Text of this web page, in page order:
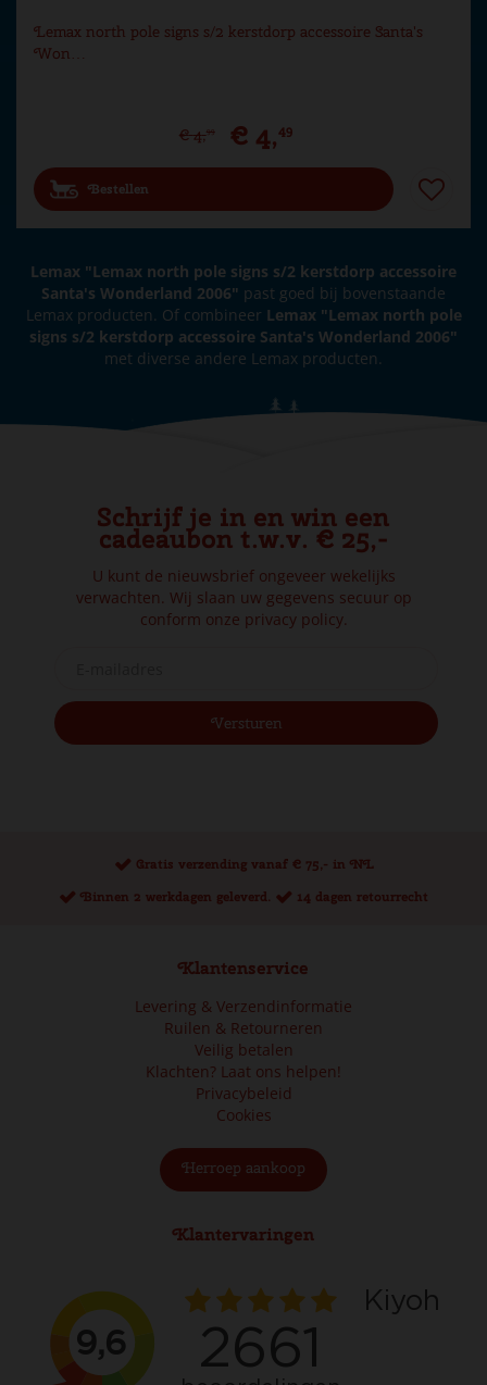
Lemax north pole signs s/2 kerstdorp accessoire Santa's
Won…
€ 4,99 € 4,49
Bestellen
Lemax "Lemax north pole signs s/2 kerstdorp accessoire
Santa's Wonderland 2006" past goed bij bovenstaande
Lemax producten. Of combineer Lemax "Lemax north pole
signs s/2 kerstdorp accessoire Santa's Wonderland 2006"
met diverse andere Lemax producten.
Schrijf je in en win een
cadeaubon t.w.v. € 25,-
U kunt de nieuwsbrief ongeveer wekelijks
verwachten. Wij slaan uw gegevens secuur op
conform onze privacy policy.
Gratis verzending vanaf € 75,- in NL
Binnen 2 werkdagen geleverd.
14 dagen retourrecht
Klantenservice
Levering & Verzendinformatie
Ruilen & Retourneren
Veilig betalen
Klachten? Laat ons helpen!
Privacybeleid
Cookies
Herroep aankoop
Klantervaringen